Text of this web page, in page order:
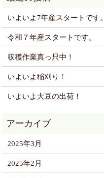
いよいよ7年産スタートです。
令和７年産スタートです。
収穫作業真っ只中！
いよいよ稲刈り！
いよいよ大豆の出荷！
2025年3月
2025年2月